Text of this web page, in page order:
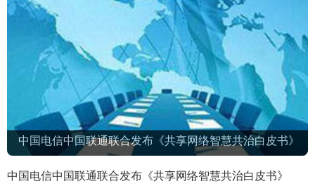
中国电信中国联通联合发布《共享网络智慧共治白皮书》
中国电信中国联通联合发布《共享网络智慧共治白皮书》